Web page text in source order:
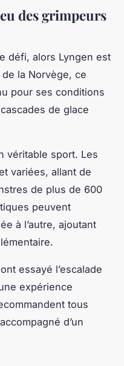
des grimpeurs
défi, alors Lyngen est
la Norvège, ce
pour ses conditions
de glace
véritable sport. Les
variées, allant de
de plus de 600
peuvent
à l’autre, ajoutant
essayé l’escalade
expérience
tous
d’un